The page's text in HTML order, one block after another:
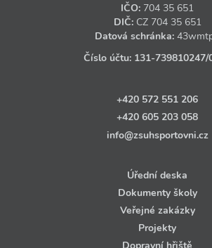
IČO: 704 35 651
DIČ: CZ 704 35 651
Datová schránka:
Číslo účtu: 131‑739810247/
+420 572 551 206
+420 605 203 058
info@zsuhsportovni.cz
Úřední deska
Dokumenty školy
Veřejné zakázky
Projekty
Dopravní hřiště